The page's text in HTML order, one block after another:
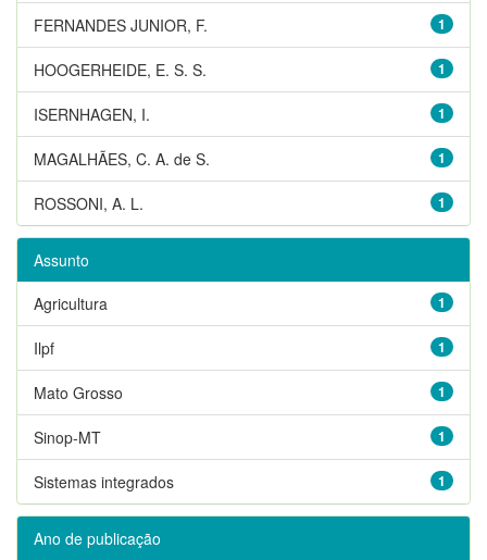
1
FERNANDES JUNIOR, F.
1
HOOGERHEIDE, E. S. S.
1
ISERNHAGEN, I.
1
MAGALHÃES, C. A. de S.
1
ROSSONI, A. L.
Assunto
1
Agricultura
1
Ilpf
1
Mato Grosso
1
Sinop-MT
1
Sistemas integrados
Ano de publicação